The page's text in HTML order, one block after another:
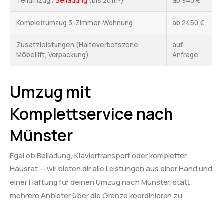
Komplettumzug 3-Zimmer-Wohnung ab 2450 €
Zusatzleistungen (Halteverbotszone,
Möbellift, Verpackung)
auf
Anfrage
Umzug mit
Komplettservice nach
Münster
Egal ob Beiladung, Klaviertransport oder kompletter
Hausrat — wir bieten dir alle Leistungen aus einer Hand und
einer Haftung für deinen Umzug nach Münster, statt
mehrere Anbieter über die Grenze koordinieren zu